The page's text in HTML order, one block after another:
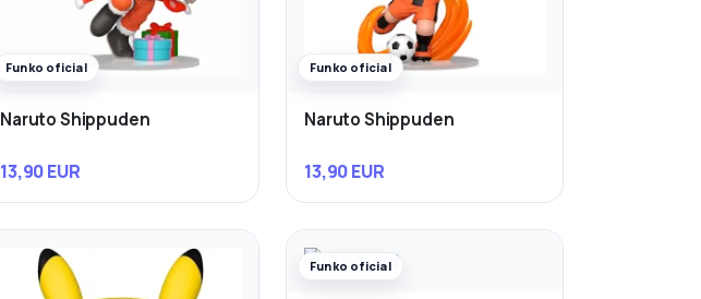
Funko oficial
Naruto Shippuden
13,90 EUR
Funko oficial
Naruto Shippuden
13,90 EUR
Funko oficial